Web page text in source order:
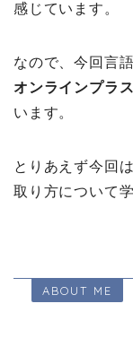
感じています。
なので、今回言
オンラインプラス
います。
とりあえず今回
取り方について学
ABOUT ME